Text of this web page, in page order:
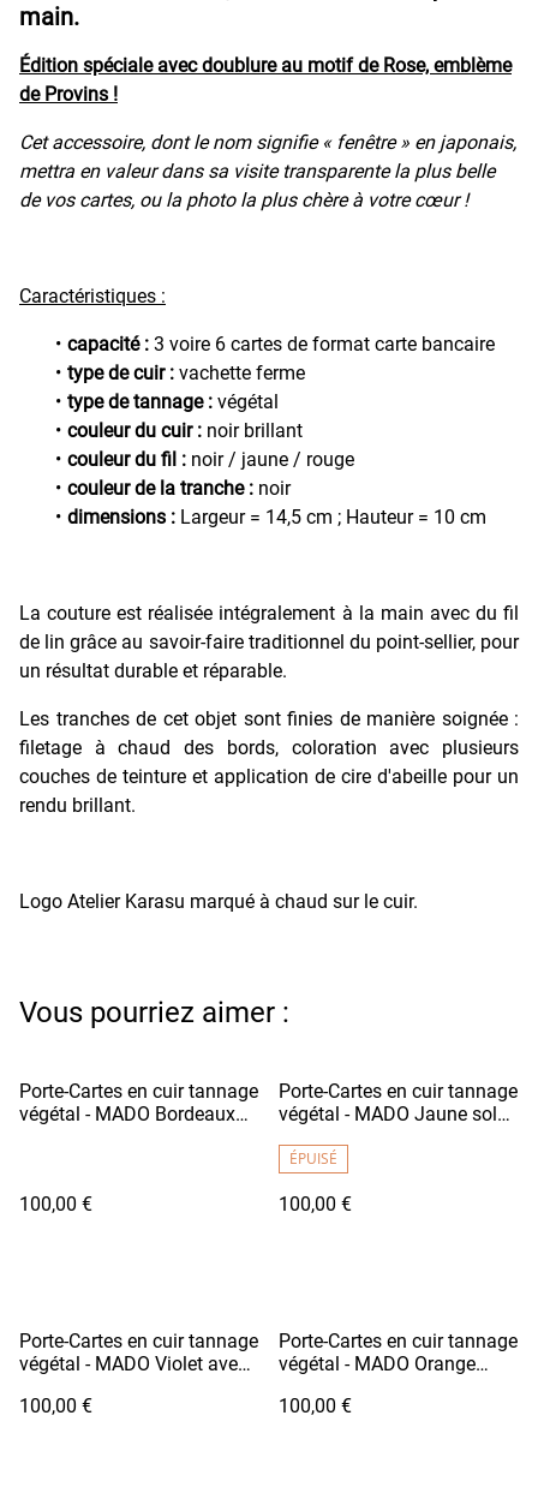
main.
Édition spéciale avec doublure au motif de Rose, emblème
de Provins !
Cet accessoire, dont le nom signifie « fenêtre » en japonais,
mettra en valeur dans sa visite transparente la plus belle
de vos cartes, ou la photo la plus chère à votre cœur !
Caractéristiques :
capacité : 3 voire 6 cartes de format carte bancaire
type de cuir : vachette ferme
type de tannage : végétal
couleur du cuir : noir brillant
couleur du fil : noir / jaune / rouge
couleur de la tranche : noir
dimensions : Largeur = 14,5 cm ; Hauteur = 10 cm
La couture est réalisée intégralement à la main avec du fil
de lin grâce au savoir-faire traditionnel du point-sellier, pour
un résultat durable et réparable.
Les tranches de cet objet sont finies de manière soignée :
filetage à chaud des bords, coloration avec plusieurs
couches de teinture et application de cire d'abeille pour un
rendu brillant.
Logo Atelier Karasu marqué à chaud sur le cuir.
Vous pourriez aimer :
Porte-Cartes en cuir tannage
végétal - MADO Bordeaux
100,00 €
Porte-Cartes en cuir tannage
végétal - MADO Jaune soleil
japonais motif fleurs
ÉPUISÉ
100,00 €
Porte-Cartes en cuir tannage
végétal - MADO Violet avec
100,00 €
Porte-Cartes en cuir tannage
végétal - MADO Orange
japonais motif Mont Fuji
100,00 €